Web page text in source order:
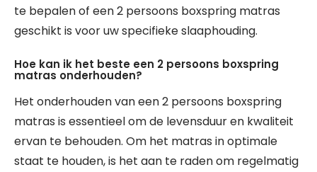
te bepalen of een 2 persoons boxspring matras
geschikt is voor uw specifieke slaaphouding.
Hoe kan ik het beste een 2 persoons boxspring
matras onderhouden?
Het onderhouden van een 2 persoons boxspring
matras is essentieel om de levensduur en kwaliteit
ervan te behouden. Om het matras in optimale
staat te houden, is het aan te raden om regelmatig